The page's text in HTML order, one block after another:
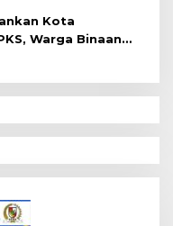
Kota
Warga Binaan
Ayam Petelur